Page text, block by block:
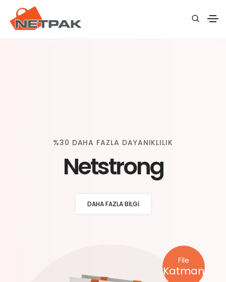
%30 DAHA FAZLA DAYANIKLILIK
Netstrong
DAHA FAZLA BILGI
Katman
File